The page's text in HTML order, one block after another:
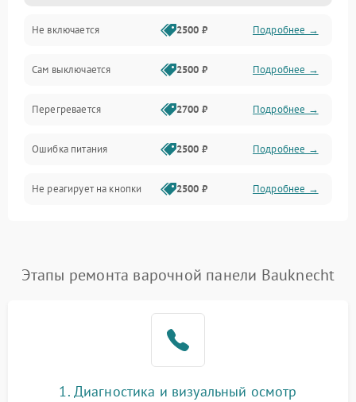
Не включается 2500 ₽ Подробнее →
Сам выключается 2500 ₽ Подробнее →
Перегревается 2700 ₽ Подробнее →
Ошибка питания 2500 ₽ Подробнее →
Не реагирует на кнопки 2500 ₽ Подробнее →
Этапы ремонта варочной панели Bauknecht
1. Диагностика и визуальный осмотр